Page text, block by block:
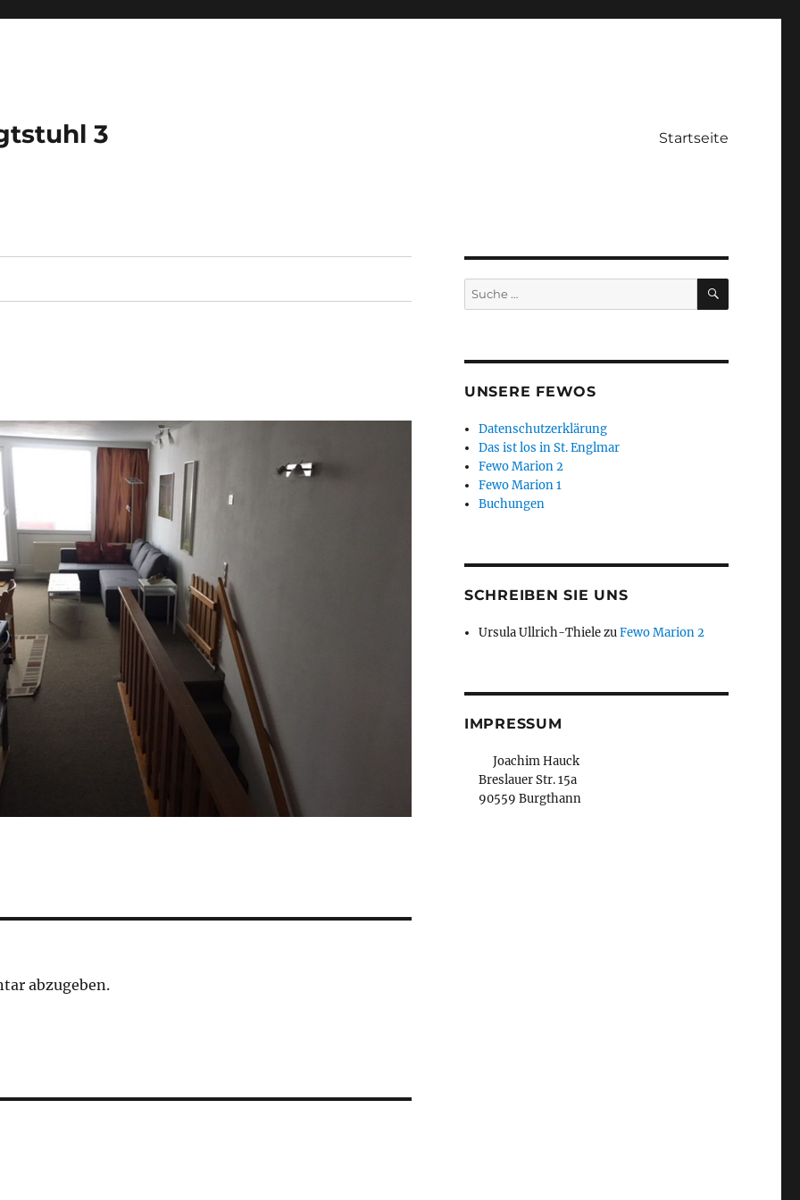
3 Startseite
abzugeben.
Suche
nach:
SUCHE
UNSERE FEWOS
Datenschutzerklärung
Das ist los in St. Englmar
Fewo Marion 2
Fewo Marion 1
Buchungen
SCHREIBEN SIE UNS
Ursula Ullrich-ThielezuFewo Marion 2
IMPRESSUM
Joachim Hauck
Breslauer Str. 15a
90559 Burgthann